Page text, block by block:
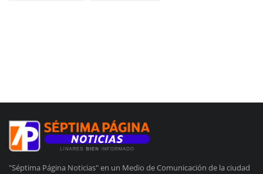
"Séptima Página Noticias" en un Medio de Comunicación de la ciudad